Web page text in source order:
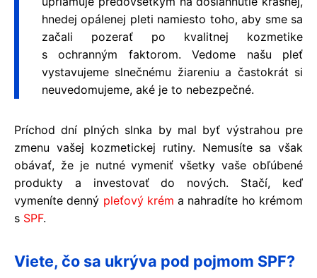
hnedej opálenej pleti namiesto toho, aby sme sa
začali pozerať po kvalitnej kozmetike
s ochranným faktorom. Vedome našu pleť
vystavujeme slnečnému žiareniu a častokrát si
neuvedomujeme, aké je to nebezpečné.
Príchod dní plných slnka by mal byť výstrahou pre
zmenu vašej kozmetickej rutiny. Nemusíte sa však
obávať, že je nutné vymeniť všetky vaše obľúbené
produkty a investovať do nových. Stačí, keď
vymeníte denný pleťový krém a nahradíte ho krémom
s SPF.
Viete, čo sa ukrýva pod pojmom SPF?